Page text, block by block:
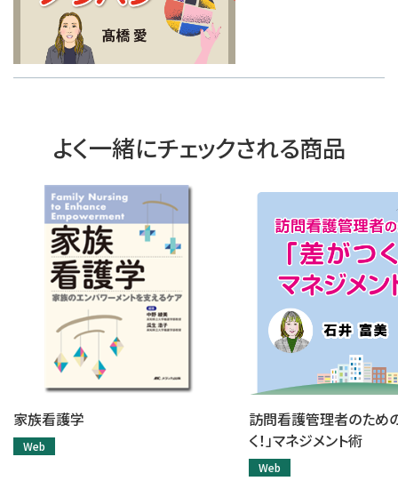
よく一緒にチェックされる商品
家族看護学
Web
訪問看護管理者のため
く！」マネジメント術
Web